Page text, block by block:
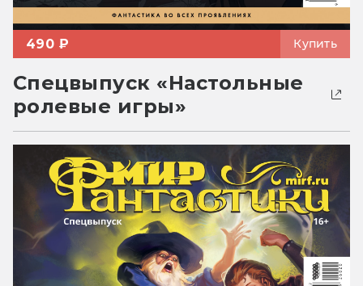
490 ₽ Купить
Спецвыпуск «Настольные
ролевые игры»